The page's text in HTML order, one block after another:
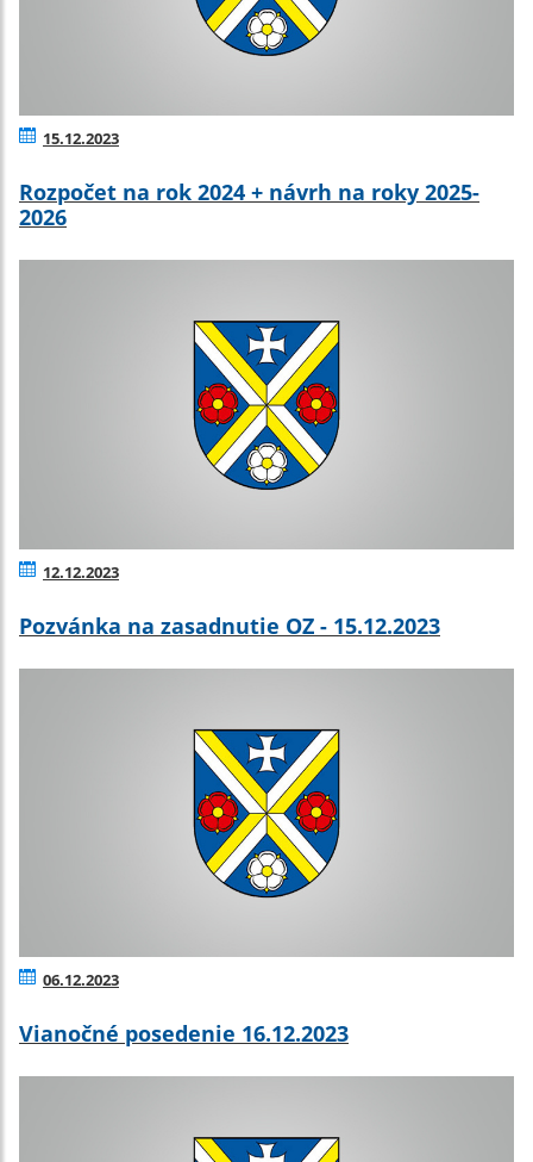
15.12.2023
Rozpočet na rok 2024 + návrh na roky 2025-
2026
12.12.2023
Pozvánka na zasadnutie OZ - 15.12.2023
06.12.2023
Vianočné posedenie 16.12.2023